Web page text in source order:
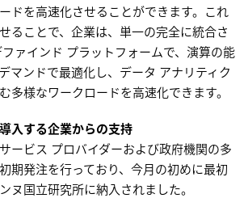
ドを高速化させることができます。これ
ることで、企業は、単一の完全に統合さ
ァインド プラットフォームで、演算の能
マンドで最適化し、データ アナリティク
多様なワークロードを高速化できます。
入する企業からの支持
ービス プロバイダーおよび政府機関の多
期発注を行っており、今月の初めに最初
ヌ国立研究所に納入されました。